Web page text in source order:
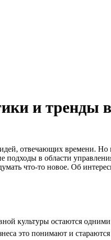
и тренды
отвечающих времени.
подходы в области
что-то новое. Об
культуры остаются
это понимают и